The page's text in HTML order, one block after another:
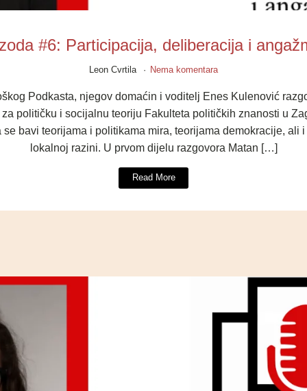
#6: Participacija, deliberacija i
Leon Cvrtila Nema komentara
Podkasta, njegov domaćin i voditelj Enes Kulenović
političku i socijalnu teoriju Fakulteta političkih znanosti u
bavi teorijama i politikama mira, teorijama demokracije, ali
lokalnoj razini. U prvom dijelu razgovora Matan […]
Read More